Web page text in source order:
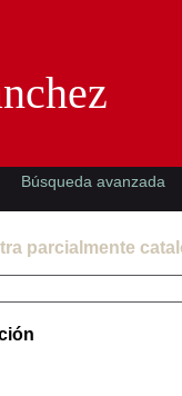
parcialmente
Búsqueda avanzada